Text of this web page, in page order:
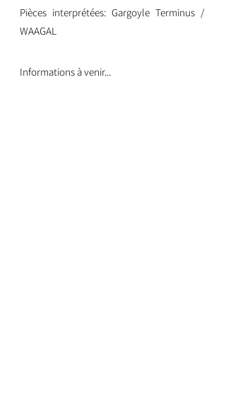
Pièces interprétées: Gargoyle Terminus /
WAAGAL
Informations à venir...